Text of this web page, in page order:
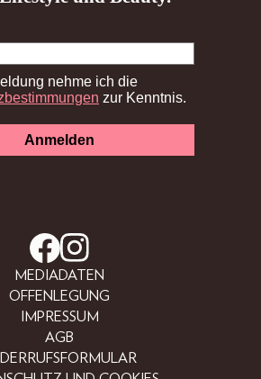
MEDIADATEN
OFFENLEGUNG
IMPRESSUM
AGB